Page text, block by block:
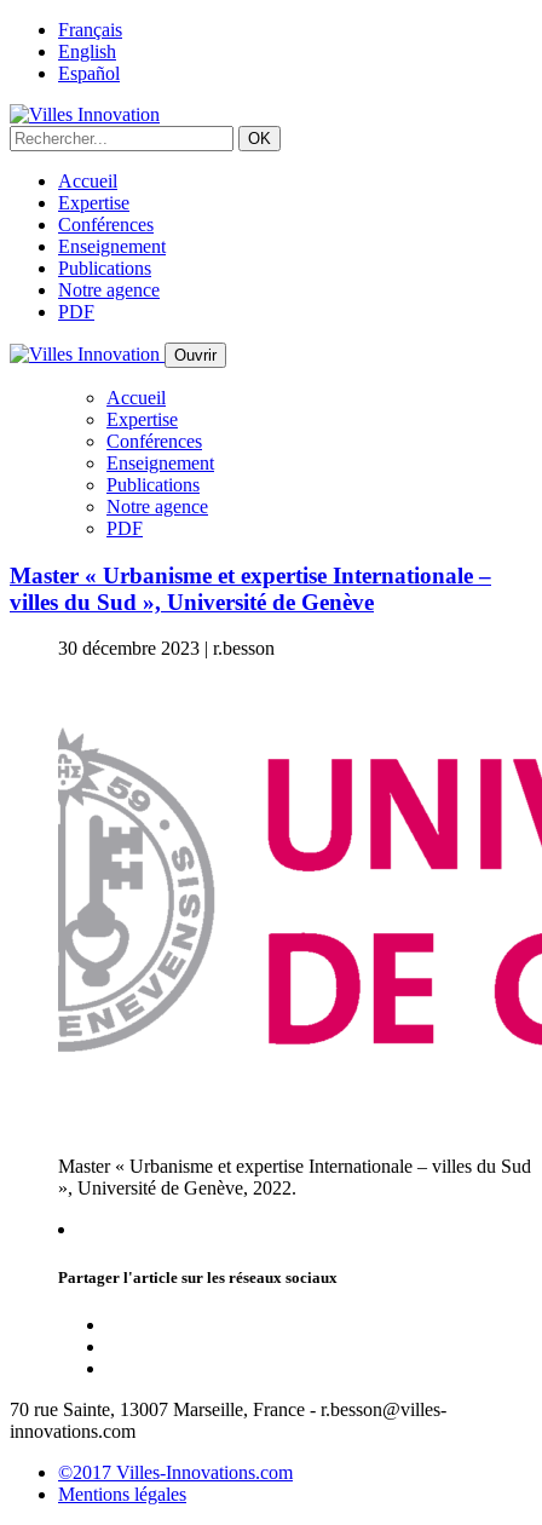
Français
English
Español
Accueil
Expertise
Conférences
Enseignement
Publications
Notre agence
PDF
Ouvrir
Accueil
Expertise
Conférences
Enseignement
Publications
Notre agence
PDF
Master « Urbanisme et expertise Internationale –
villes du Sud », Université de Genève
30 décembre 2023 | r.besson
Master « Urbanisme et expertise Internationale – villes du Sud
», Université de Genève, 2022.
Partager l'article sur les réseaux sociaux
70 rue Sainte, 13007 Marseille, France - r.besson@villes-
innovations.com
©2017 Villes-Innovations.com
Mentions légales